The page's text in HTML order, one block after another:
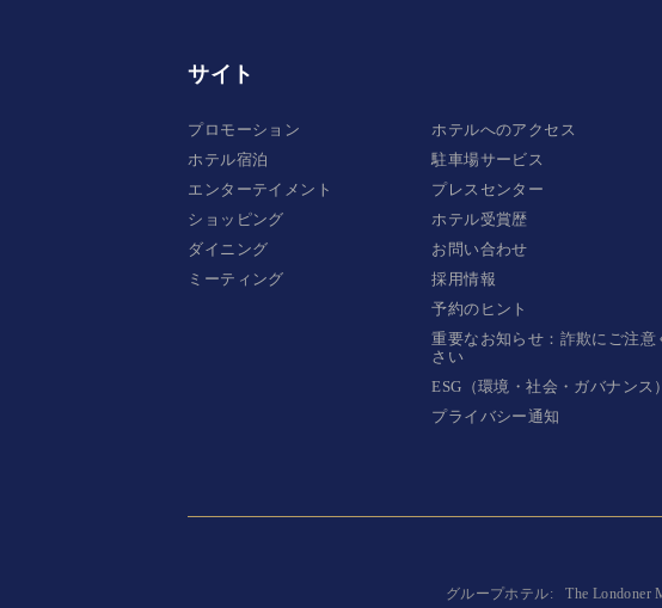
サイト
プロモーション
ホテル宿泊
エンターテイメント
ショッピング
ダイニング
ミーティング
ホテルへのアクセス
駐車場サービス
プレスセンター
ホテル受賞歴
お問い合わせ
採用情報
予約のヒント
重要なお知らせ：詐欺にご注意
さい
ESG（環境・社会・ガバナンス）
プライバシー通知
グループホテル: The Londoner